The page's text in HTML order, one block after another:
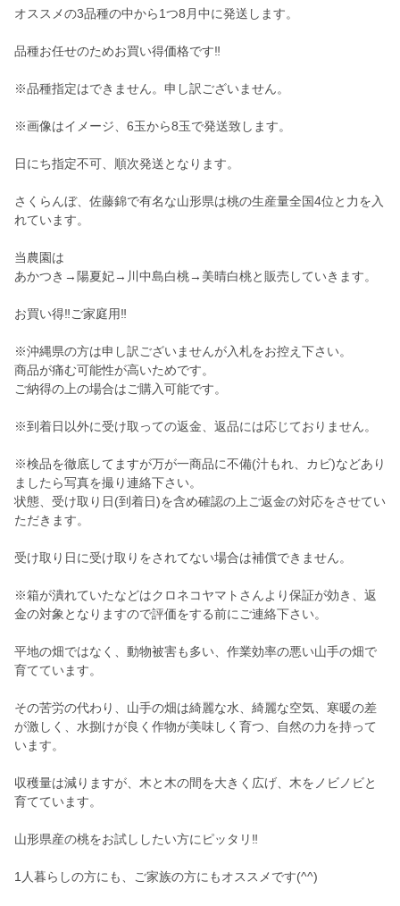
オススメの3品種の中から1つ8月中に発送します。
品種お任せのためお買い得価格です‼︎
※品種指定はできません。申し訳ございません。
※画像はイメージ、6玉から8玉で発送致します。
日にち指定不可、順次発送となります。
さくらんぼ、佐藤錦で有名な山形県は桃の生産量全国4位と力を入
れています。
当農園は
あかつき→陽夏妃→川中島白桃→美晴白桃と販売していきます。
お買い得‼︎ご家庭用‼︎
※沖縄県の方は申し訳ございませんが入札をお控え下さい。
商品が痛む可能性が高いためです。
ご納得の上の場合はご購入可能です。
※到着日以外に受け取っての返金、返品には応じておりません。
※検品を徹底してますが万が一商品に不備(汁もれ、カビ)などあり
ましたら写真を撮り連絡下さい。
状態、受け取り日(到着日)を含め確認の上ご返金の対応をさせてい
ただきます。
受け取り日に受け取りをされてない場合は補償できません。
※箱が潰れていたなどはクロネコヤマトさんより保証が効き、返
金の対象となりますので評価をする前にご連絡下さい。
平地の畑ではなく、動物被害も多い、作業効率の悪い山手の畑で
育てています。
その苦労の代わり、山手の畑は綺麗な水、綺麗な空気、寒暖の差
が激しく、水捌けが良く作物が美味しく育つ、自然の力を持って
います。
収穫量は減りますが、木と木の間を大きく広げ、木をノビノビと
育てています。
山形県産の桃をお試ししたい方にピッタリ‼︎
1人暮らしの方にも、ご家族の方にもオススメです(^^)